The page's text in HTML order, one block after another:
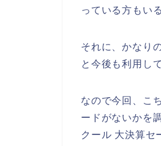
っている方もい
それに、かなり
と今後も利用し
なので今回、こ
ードがないかを
クール 大決算セ